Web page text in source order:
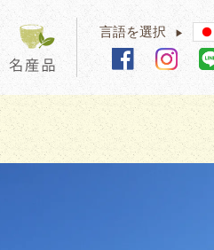
言語を選択 ▶